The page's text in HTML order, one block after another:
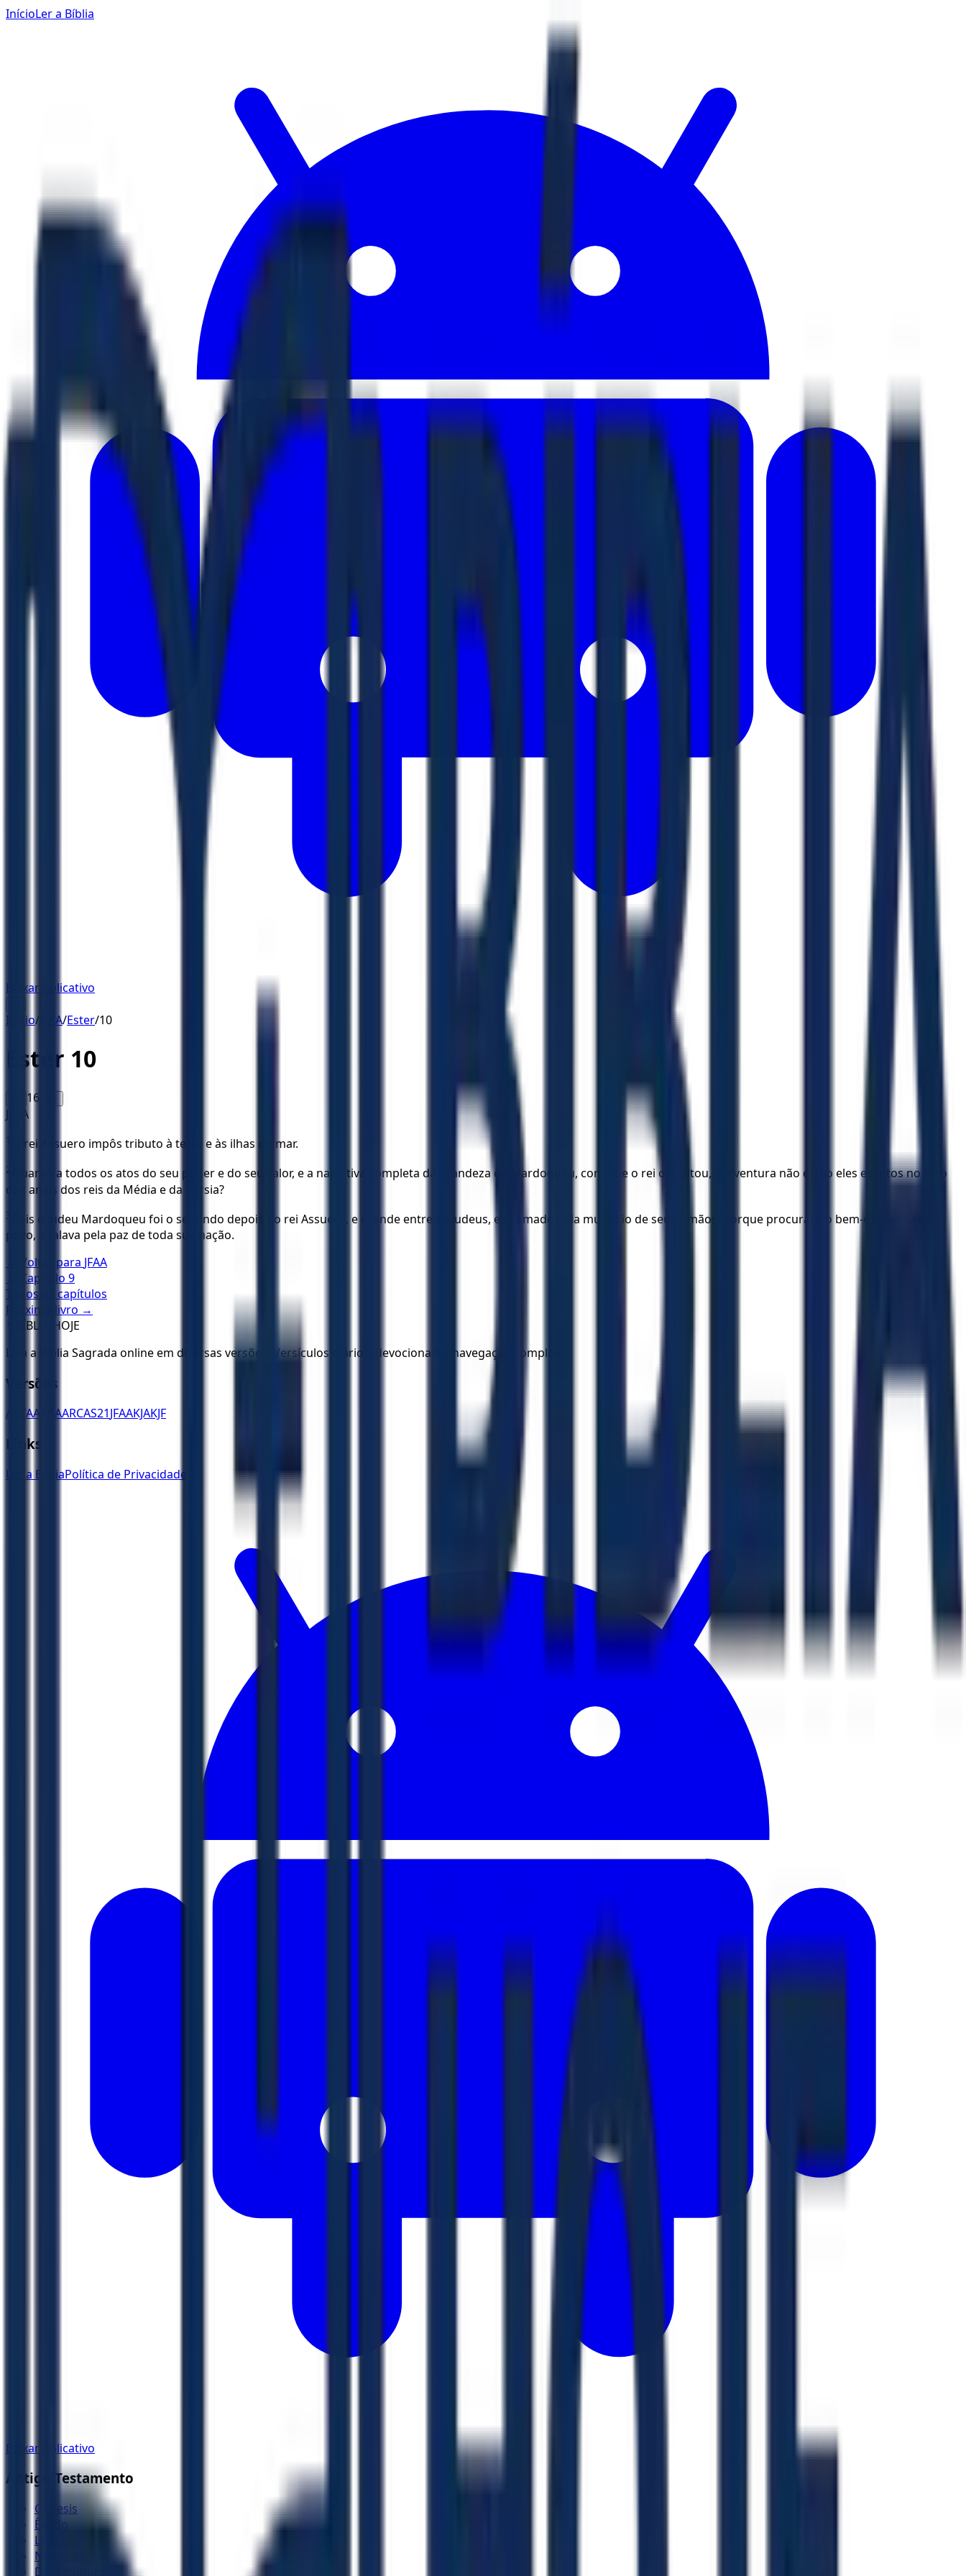
InícioLer a Bíblia
Baixar Aplicativo
Início/ JFAA/Ester/10
Ester 10
16 A+
JFAA
1 O rei Assuero impôs tributo à terra e às ilhas do mar.
2
Quanto a todos os atos do seu poder e do seu valor, e a narrativa completa da grandeza de Mardoqueu, com que o rei o exaltou, porventura não estão eles escritos no livro
dos anais dos reis da Média e da Pérsia?
3
Pois o judeu Mardoqueu foi o segundo depois do rei Assuero, e grande entre os judeus, e estimado pela multidão de seus irmãos, porque procurava o bem-estar do seu
povo, e falava pela paz de toda sua nação.
← Voltar para JFAA
← Capítulo 9
Todos os capítulos
Próximo livro →
BÍBLIA HOJE
Leia a Bíblia Sagrada online em diversas versões. Versículos diários, devocionais e navegação completa.
Versões
ACFAA ARAARCAS21JFAAKJAKJF
Links
Ler a BíbliaPolítica de Privacidade
Baixar Aplicativo
Antigo Testamento
Gênesis
Êxodo
Levítico
Números
Deuteronômio